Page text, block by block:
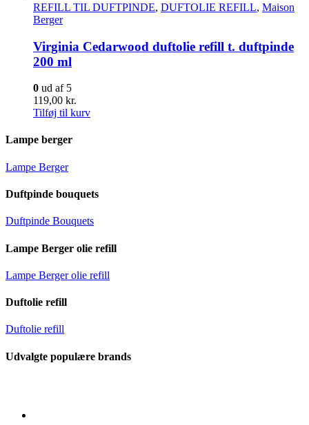
REFILL TIL DUFTPINDE, DUFTOLIE REFILL, Maison
Berger
Virginia Cedarwood duftolie refill t. duftpinde
200 ml
0 ud af 5
119,00 kr.
Tilføj til kurv
Lampe berger
Lampe Berger
Duftpinde bouquets
Duftpinde Bouquets
Lampe Berger olie refill
Lampe Berger olie refill
Duftolie refill
Duftolie refill
Udvalgte populære brands